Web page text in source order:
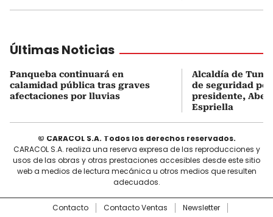
Últimas Noticias
Panqueba continuará en
calamidad pública tras graves
afectaciones por lluvias
Alcaldía de
de seguridad
presidente,
Espriella
© CARACOL S.A. Todos los derechos reservados.
CARACOL S.A. realiza una reserva expresa de las reproducciones y
usos de las obras y otras prestaciones accesibles desde este sitio
web a medios de lectura mecánica u otros medios que resulten
adecuados.
Contacto Contacto Ventas
Newsletter